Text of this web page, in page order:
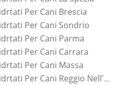
Per Cani Brescia
Per Cani Sondrio
Per Cani Parma
Per Cani Carrara
Per Cani Massa
Costo Snack Disidrtati Per Cani Reggio Nell'emilia